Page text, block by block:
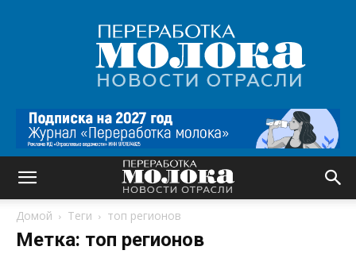
Переработка
молока
|
Новости
Домой Теги топ регионов
Метка: топ регионов